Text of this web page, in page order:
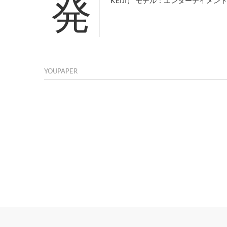
発行概要 媒体名：YOUPAPER＋プラス（vol.02） JANコード：4589486378026 表 紙：黒木啓司（EXILE
YOUPAPER